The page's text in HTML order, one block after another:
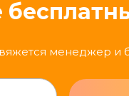
менеджер и